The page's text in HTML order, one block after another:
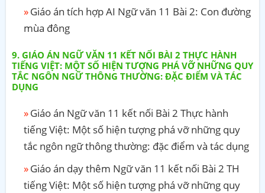
Giáo án tích hợp AI Ngữ văn 11 Bài 2: Con đường
mùa đông
GIÁO ÁN NGỮ VĂN 11 KẾT NỐI BÀI 2 THỰC HÀNH
TIẾNG VIỆT: MỘT SỐ HIỆN TƯỢNG PHÁ VỠ NHỮNG QUY
TẮC NGÔN NGỮ THÔNG THƯỜNG: ĐẶC ĐIỂM VÀ TÁC
DỤNG
Giáo án Ngữ văn 11 kết nối Bài 2 Thực hành
tiếng Việt: Một số hiện tượng phá vỡ những quy
tắc ngôn ngữ thông thường: đặc điểm và tác dụng
Giáo án dạy thêm Ngữ văn 11 kết nối Bài 2 TH
tiếng Việt: Một số hiện tượng phá vỡ những quy